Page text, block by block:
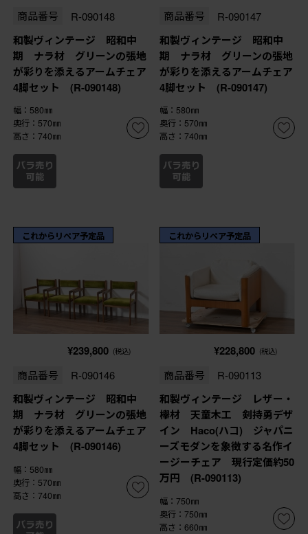
商品番号 R-090148
和製ヴィンテージ 昭和中
期 ナラ材 グリーンの張地
が彩りを添えるアームチェア
4脚セット (R-090148)
幅：580㎜
奥行：570㎜
高さ：740㎜
商品番号 R-090147
和製ヴィンテージ 昭和中
期 ナラ材 グリーンの張地
が彩りを添えるアームチェア
4脚セット (R-090147)
幅：580㎜
奥行：570㎜
高さ：740㎜
これからリペア予定品
¥239,800 (税込)
商品番号 R-090146
和製ヴィンテージ 昭和中
期 ナラ材 グリーンの張地
が彩りを添えるアームチェア
4脚セット (R-090146)
幅：580㎜
奥行：570㎜
高さ：740㎜
これからリペア予定品
¥228,800 (税込)
商品番号 R-090113
和製ヴィンテージ レザー・
欅材 天童木工 剣持勇デザ
イン Haco(ハコ) ジャパニ
ーズモダンを象徴する名作イ
ージーチェア 現行定価約50
万円 (R-090113)
幅：750㎜
奥行：750㎜
高さ：660㎜